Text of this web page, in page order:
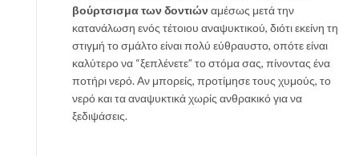
βούρτσισμα των δοντιών αμέσως μετά την
κατανάλωση ενός τέτοιου αναψυκτικού, διότι εκείνη τη
στιγμή το σμάλτο είναι πολύ εύθραυστο, οπότε είναι
καλύτερο να “ξεπλένετε” το στόμα σας, πίνοντας ένα
ποτήρι νερό. Αν μπορείς, προτίμησε τους χυμούς, το
νερό και τα αναψυκτικά χωρίς ανθρακικό για να
ξεδιψάσεις.